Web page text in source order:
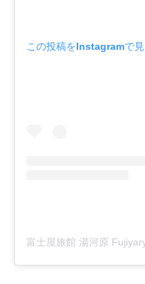
この投稿をInstagramで見